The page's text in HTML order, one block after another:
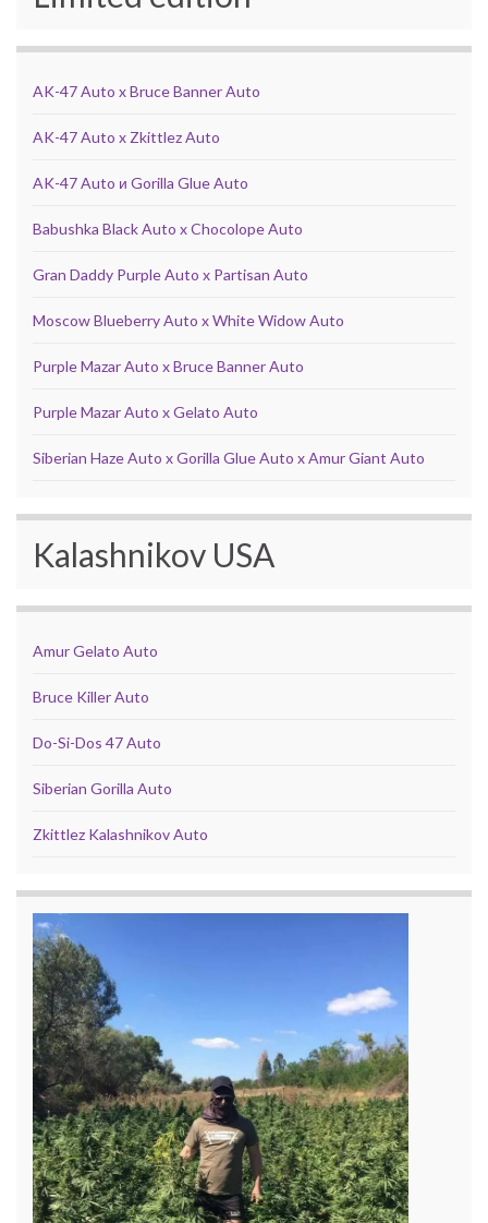
AK-47 Auto x Bruce Banner Auto
AK-47 Auto x Zkittlez Auto
AK-47 Auto и Gorilla Glue Auto
Babushka Black Auto x Chocolope Auto
Gran Daddy Purple Auto x Partisan Auto
Moscow Blueberry Auto x White Widow Auto
Purple Mazar Auto x Bruce Banner Auto
Purple Mazar Auto x Gelato Auto
Siberian Haze Auto x Gorilla Glue Auto x Amur Giant Auto
Kalashnikov USA
Amur Gelato Auto
Bruce Killer Auto
Do-Si-Dos 47 Auto
Siberian Gorilla Auto
Zkittlez Kalashnikov Auto